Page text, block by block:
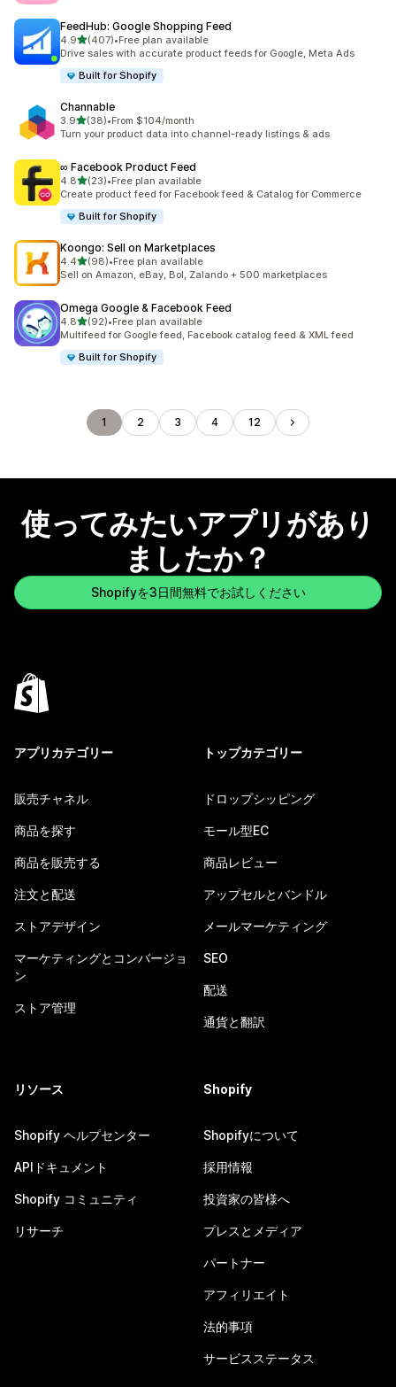
FeedHub: Google Shopping Feed
4.95つ星中
(407)
合計レビュー数：407件
•Free plan available
Drive sales with accurate product feeds for Google, Meta Ads
Built for Shopify
Channable
3.95つ星中
(38)
合計レビュー数：38件
•From $104/month
Turn your product data into channel-ready listings & ads
∞ Facebook Product Feed
4.85つ星中
(23)
合計レビュー数：23件
•Free plan available
Create product feed for Facebook feed & Catalog for Commerce
Built for Shopify
Koongo: Sell on Marketplaces
4.45つ星中
(98)
合計レビュー数：98件
•Free plan available
Sell on Amazon, eBay, Bol, Zalando + 500 marketplaces
Omega Google & Facebook Feed
4.85つ星中
(92)
合計レビュー数：92件
•Free plan available
Multifeed for Google feed, Facebook catalog feed & XML feed
Built for Shopify
1 2 3 4 12
使ってみたいアプリがあり
ましたか？
Shopifyを3日間無料でお試しください
アプリカテゴリー
販売チャネル
商品を探す
商品を販売する
注文と配送
ストアデザイン
マーケティングとコンバージョ
ン
ストア管理
トップカテゴリー
ドロップシッピング
モール型EC
商品レビュー
アップセルとバンドル
メールマーケティング
SEO
配送
通貨と翻訳
リソース
Shopify ヘルプセンター
APIドキュメント
Shopify コミュニティ
リサーチ
Shopify
Shopifyについて
採用情報
投資家の皆様へ
プレスとメディア
パートナー
アフィリエイト
法的事項
サービスステータス